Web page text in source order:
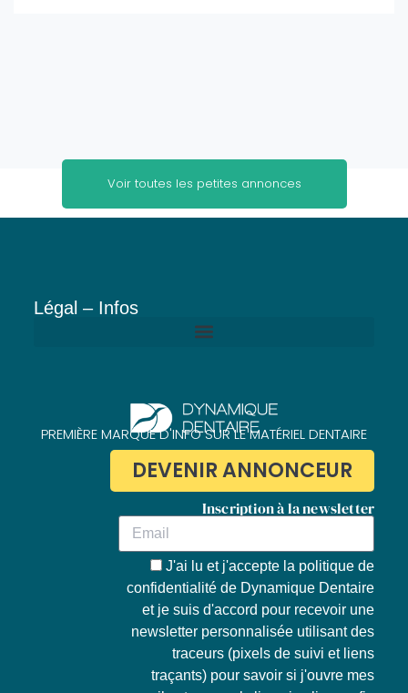
Voir toutes les petites annonces
Légal – Infos
PREMIÈRE MARQUE D'INFO SUR LE MATÉRIEL DENTAIRE
DEVENIR ANNONCEUR
Inscription à la newsletter
J'ai lu et j'accepte la politique de
confidentialité de Dynamique Dentaire
et je suis d'accord pour recevoir une
newsletter personnalisée utilisant des
traceurs (pixels de suivi et liens
traçants) pour savoir si j'ouvre mes